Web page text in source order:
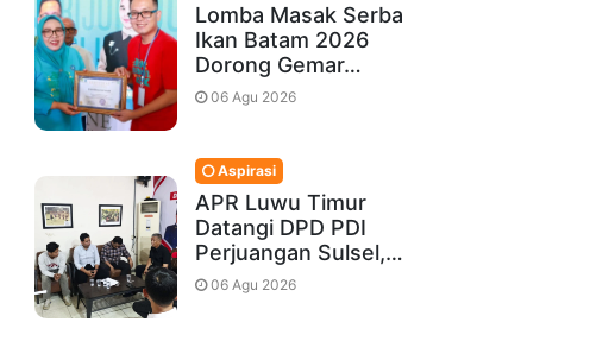
Lomba Masak Serba
Ikan Batam 2026
Dorong Gemar…
06 Agu 2026
Aspirasi
APR Luwu Timur
Datangi DPD PDI
Perjuangan Sulsel,…
06 Agu 2026